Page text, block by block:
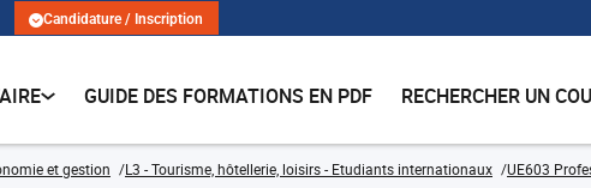
Candidature / Inscription
GUIDE DES FORMATIONS EN PDF RECHERCHER UN
et gestion L3 - Tourisme, hôtellerie, loisirs - Etudiants internationaux UE603